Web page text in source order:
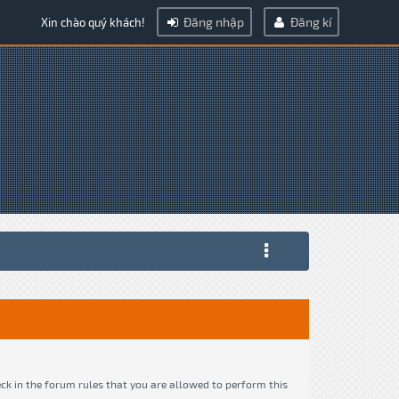
Xin chào quý khách! Đăng nhập Đăng kí
in the forum rules that you are allowed to perform this